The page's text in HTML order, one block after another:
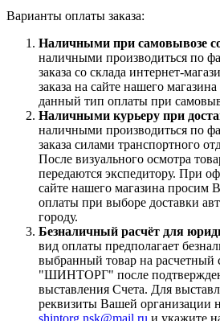
Варианты оплаты заказа:
Наличными при самовывозе
наличными производиться по
заказа со склада интернет-
заказа на сайте нашего
данный тип оплаты при
Наличными курьеру при
наличными производиться по
заказа силами транспортного
После визуального осмотра
передаются экспедитору. При
сайте нашего магазина просим
оплаты при выборе доставки
городу.
Безналичный расчёт для
вид оплаты предполагает
выбранный товар на
"ШИНТОРГ" после
выставления Счета. Для
реквизиты Вашей организации
shintorg.nsk@mail.ru и укажите